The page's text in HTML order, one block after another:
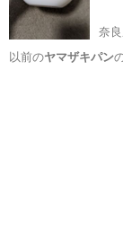
奈
以前のヤマザキパン